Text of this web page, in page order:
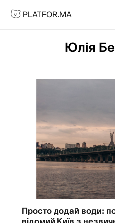
PLATFOR.MA
PLATFOR.MA
АГЕНЦІЯ
Про агенцію
МАГАЗИН
Каталог
Юлія
Просто додай води:
відомий Київ з